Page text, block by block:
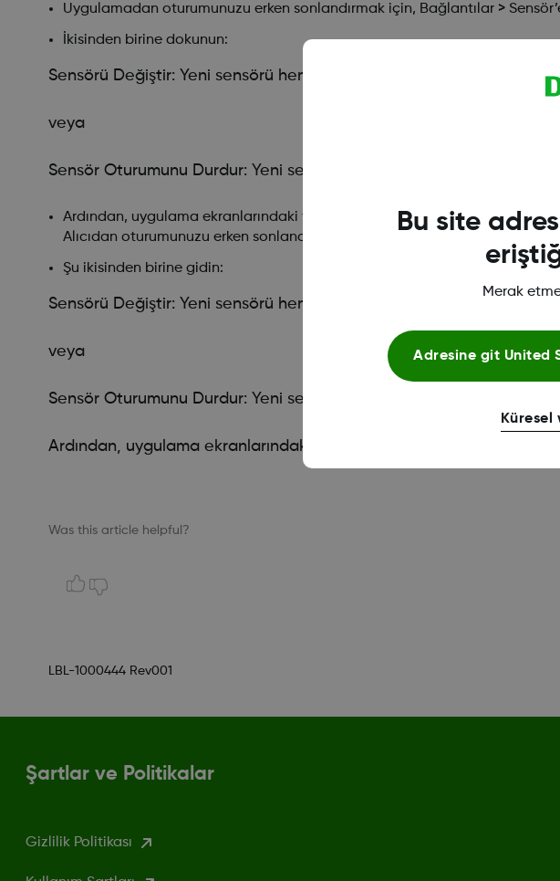
Uygulamadan oturumunuzu erken sonlandırmak için, Bağlantılar >
İkisinden birine dokunun:
Sensörü Değiştir: Yeni sensörü hemen başlatmak istiyorsanız
veya
Sensör Oturumunu Durdur: Yeni sensörü başlatmadan önce mevcut
Ardından, uygulama ekranlarındaki talimatlara uyun.
Alıcıdan oturumunuzu erken sonlandırmak için, Menü’ye gidin
Şu ikisinden birine gidin:
Sensörü Değiştir: Yeni sensörü hemen başlatmak istiyorsanız
veya
Sensör Oturumunu Durdur: Yeni sensörü başlatmadan önce mevcut
Ardından, uygulama ekranlarındaki talimatlara uyun.
Was this article helpful?
LBL-1000444 Rev001
Şartlar ve Politikalar
Gizlilik Politikası
Bu site
Merak
Adresine git United
Küresel